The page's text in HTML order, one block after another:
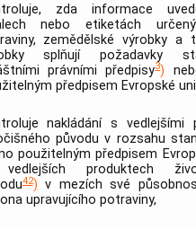
zda informace
nebo etiketách
zemědělské výrobky a
splňují požadavky
právními předpisy3)
předpisem Evropské
nakládání s vedlejšími
původu v rozsahu
použitelným předpisem
produktech
42) v mezích své
upravujícího potraviny,